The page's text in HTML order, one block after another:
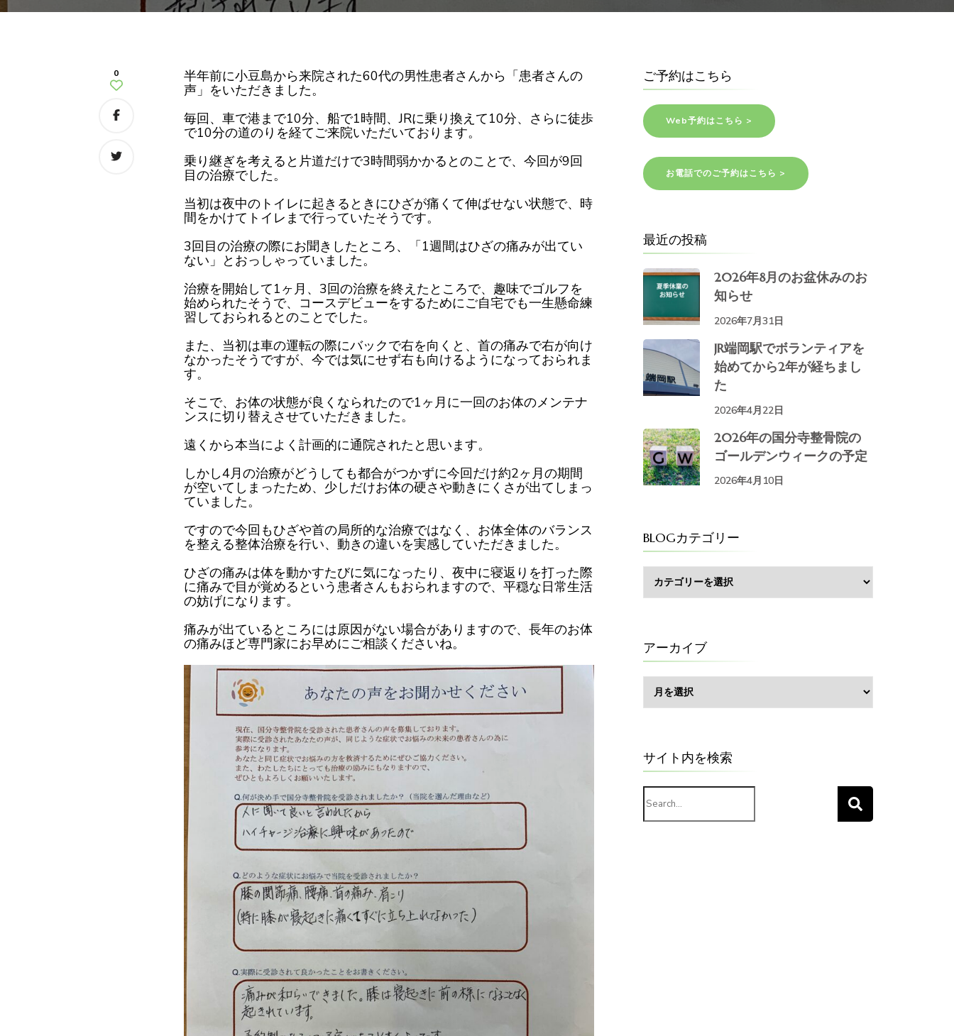
い
0
半年前に小豆島から来院された60代の男性患者さんから「患者さんの
声」をいただきました。
毎回、車で港まで10分、船で1時間、JRに乗り換えて10分、さらに徒歩
で10分の道のりを経てご来院いただいております。
乗り継ぎを考えると片道だけで3時間弱かかるとのことで、今回が9回
目の治療でした。
当初は夜中のトイレに起きるときにひざが痛くて伸ばせない状態で、時
間をかけてトイレまで行っていたそうです。
3回目の治療の際にお聞きしたところ、「1週間はひざの痛みが出てい
ない」とおっしゃっていました。
治療を開始して1ヶ月、3回の治療を終えたところで、趣味でゴルフを
始められたそうで、コースデビューをするためにご自宅でも一生懸命練
習しておられるとのことでした。
また、当初は車の運転の際にバックで右を向くと、首の痛みで右が向け
なかったそうですが、今では気にせず右も向けるようになっておられま
す。
そこで、お体の状態が良くなられたので1ヶ月に一回のお体のメンテナ
ンスに切り替えさせていただきました。
遠くから本当によく計画的に通院されたと思います。
しかし4月の治療がどうしても都合がつかずに今回だけ約2ヶ月の期間
が空いてしまったため、少しだけお体の硬さや動きにくさが出てしまっ
ていました。
ですので今回もひざや首の局所的な治療ではなく、お体全体のバランス
を整える整体治療を行い、動きの違いを実感していただきました。
ひざの痛みは体を動かすたびに気になったり、夜中に寝返りを打った際
に痛みで目が覚めるという患者さんもおられますので、平穏な日常生活
の妨げになります。
痛みが出ているところには原因がない場合がありますので、長年のお体
の痛みほど専門家にお早めにご相談くださいね。
ご予約はこちら
Web予約はこちら >
お電話でのご予約はこちら >
最近の投稿
2026年8月のお盆休みのお
知らせ
2026年7月31日
JR端岡駅でボランティアを
始めてから2年が経ちまし
た
2026年4月22日
2026年の国分寺整骨院の
ゴールデンウィークの予定
2026年4月10日
BLOGカテゴリー
カ
テ
ー
アーカイブ
ー
カ
サイト内を検索
Search
for: